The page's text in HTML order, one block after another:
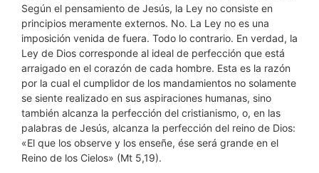
Según el pensamiento de Jesús, la Ley no consiste en
principios meramente externos. No. La Ley no es una
imposición venida de fuera. Todo lo contrario. En verdad, la
Ley de Dios corresponde al ideal de perfección que está
arraigado en el corazón de cada hombre. Esta es la razón
por la cual el cumplidor de los mandamientos no solamente
se siente realizado en sus aspiraciones humanas, sino
también alcanza la perfección del cristianismo, o, en las
palabras de Jesús, alcanza la perfección del reino de Dios:
«El que los observe y los enseñe, ése será grande en el
Reino de los Cielos» (Mt 5,19).